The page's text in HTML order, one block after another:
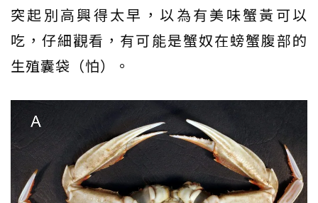
突起別高興得太早，以為有美味蟹黃可以
吃，仔細觀看，有可能是蟹奴在螃蟹腹部的
生殖囊袋（怕）。